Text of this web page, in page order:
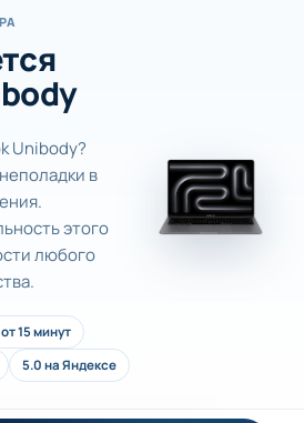
Unibody?
в
этого
любого
15 минут
5.0 на Яндексе